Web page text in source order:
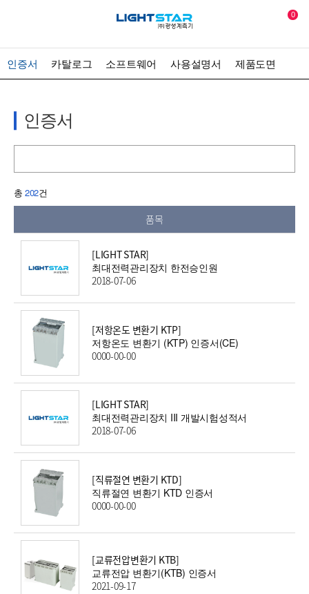
0
인증서 카탈로그 소프트웨어 사용설명서 제품도면
인증서
총 202건
품목
[LIGHT STAR]
최대전력관리장치 한전승인원
2018-07-06
[저항온도 변환기 KTP]
저항온도 변환기 (KTP) 인증서(CE)
0000-00-00
[LIGHT STAR]
최대전력관리장치 III 개발시험성적서
2018-07-06
[직류절연 변환기 KTD]
직류절연 변환기 KTD 인증서
0000-00-00
[교류전압변환기 KTB]
교류전압 변환기(KTB) 인증서
2021-09-17